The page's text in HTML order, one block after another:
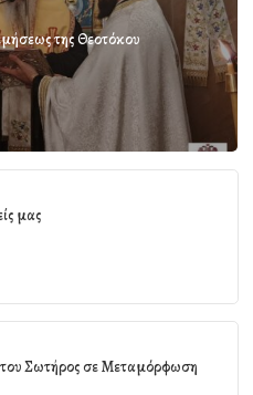
της Θεοτόκου
μας
Σωτήρος σε Μεταμόρφωση